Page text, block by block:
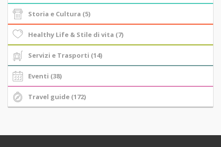
Storia e Cultura (5)
Healthy Life & Stile di vita (7)
Servizi e Trasporti (14)
Eventi (38)
Travel guide (172)